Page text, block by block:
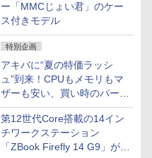
ー「MMCじょい君」のケー
ス付きモデル
特別企画
アキバに“夏の特価ラッシ
ュ”到来！CPUもメモリもマ
ザーも安い、買い時のパーツ
は？【8月7日(金)22時配信】
第12世代Core搭載の14イン
チワークステーション
「ZBook Firefly 14 G9」が